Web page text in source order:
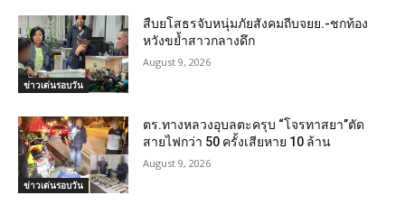
ข่าวเด่นรอบวัน
สืบยโสธรจับหนุ่มภัยสังคมถีบจยย.-ชกท้อง
หวังขย้ำสาวกลางดึก
August 9, 2026
ข่าวเด่นรอบวัน
ตร.ทางหลวงอุบลตะครุบ “โจรทาสยา”ตัด
สายไฟกว่า 50 ครั้งเสียหาย 10 ล้าน
August 9, 2026